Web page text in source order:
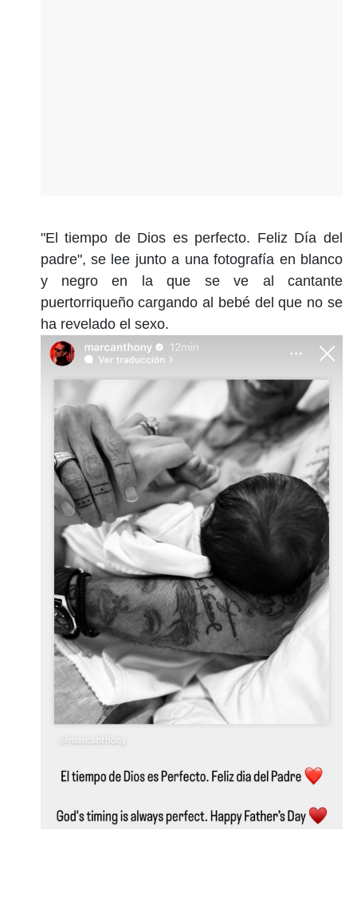
"El tiempo de Dios es perfecto. Feliz Día del
padre", se lee junto a una fotografía en blanco
y negro en la que se ve al cantante
puertorriqueño cargando al bebé del que no se
ha revelado el sexo.